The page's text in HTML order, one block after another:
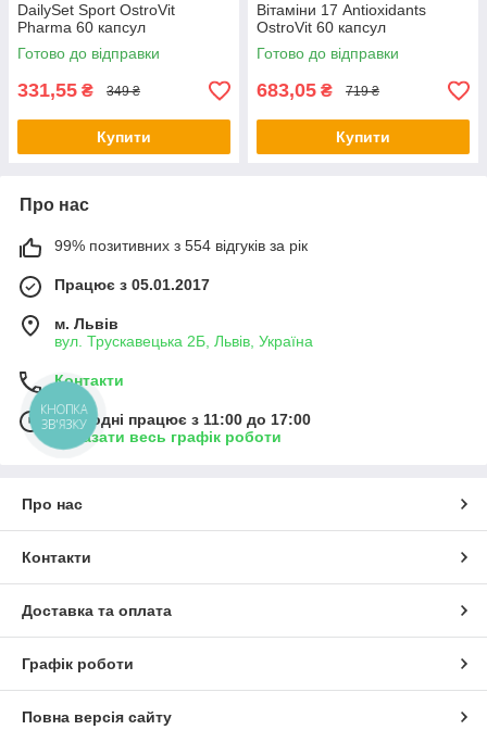
DailySet Sport OstroVit
Pharma 60 капсул
Готово до відправки
331,55 ₴ 349 ₴
Купити
Вітаміни 17 Antioxidants
OstroVit 60 капсул
Готово до відправки
683,05 ₴ 719 ₴
Купити
Про нас
99% позитивних з 554 відгуків за рік
Працює з 05.01.2017
м. Львів
вул. Трускавецька 2Б, Львів, Україна
Контакти
Сьогодні працює з 11:00 до 17:00
Показати весь графік роботи
Про нас
Контакти
Доставка та оплата
Графік роботи
Повна версія сайту
КНОПКА
ЗВ'ЯЗКУ